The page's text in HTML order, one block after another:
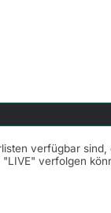
verfügbar
verfolgen